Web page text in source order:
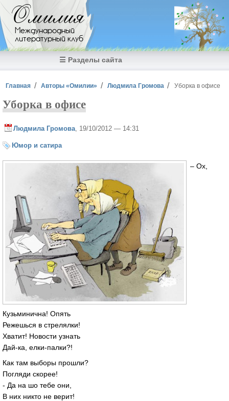
Перейти к основному содержанию
Омилия
Международный
литературный клуб
☰ Разделы сайта
Вы здесь
Главная Авторы «Омилии» Людмила Громова Уборка в офисе
Уборка в офисе
Людмила Громова , 19/10/2012 — 14:31
Юмор и сатира
– Ох,
Кузьминична! Опять
Режешься в стрелялки!
Хватит! Новости узнать
Дай-ка, елки-палки?!
Как там выборы прошли?
Погляди скорее!
- Да на шо тебе они,
В них никто не верит!